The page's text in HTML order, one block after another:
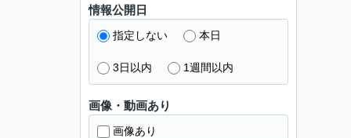
情報公開日
指定しない 本日
3日以内 1週間以内
画像・動画あり
画像あり